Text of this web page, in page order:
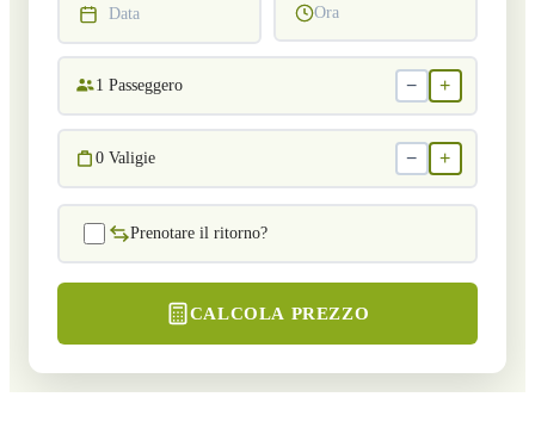
Data Ora
1 Passeggero − +
0 Valigie − +
Prenotare il ritorno?
CALCOLA PREZZO